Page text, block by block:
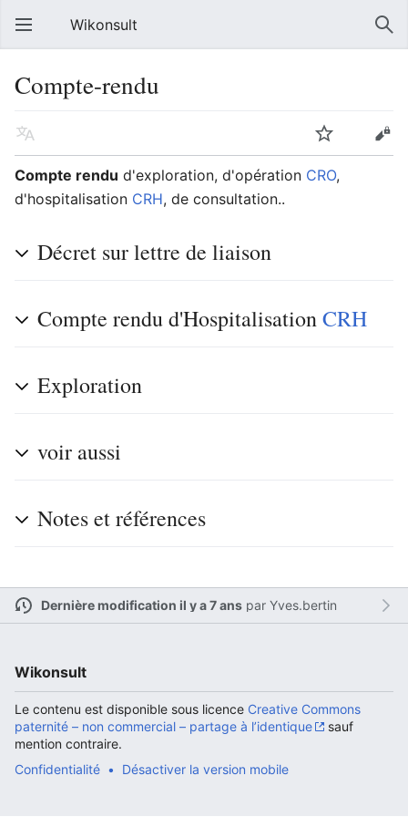
Wikonsult
Compte-rendu
Lire Suivre
Compte rendu d'exploration, d'opération CRO,
d'hospitalisation CRH, de consultation..
Décret sur lettre de liaison
Compte rendu d'HospitalisationCRH
Exploration
voir aussi
Notes et références
Dernière modification il y a 7 anspar Yves.bertin
Wikonsult
Le contenu est disponible sous licence Creative Commons
paternité – non commercial – partage à l’identique
sauf
mention contraire.
Confidentialité
Désactiver la version mobile